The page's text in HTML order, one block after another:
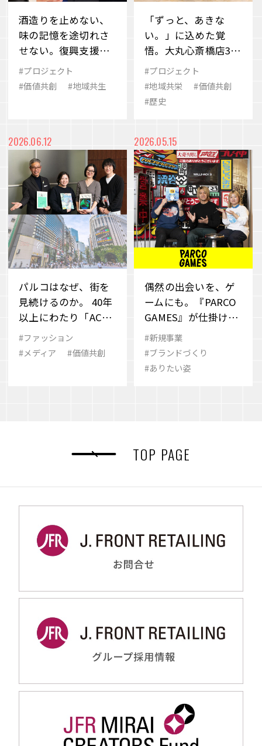
酒造りを止めない、
味の記憶を途切れさ
せない。復興支援を
超えて続く共創のか
たち
#プロジェクト
#価値共創
#地域共生
「ずっと、あきな
い。」に込めた覚
悟。大丸心斎橋店300
周年に見る「場のち
から」
#プロジェクト
#地域共栄
#価値共創
#歴史
2026.06.12
パルコはなぜ、街を
見続けるのか。 40年
以上にわたり「ACRO
SS」が捉え続けてき
た、変化の“兆し”と
#ファッション
#メディア
#価値共創
2026.05.15
偶然の出会いを、ゲ
ームにも。『PARCO
GAMES』が仕掛ける
新しいパブリッシン
グのかたち
#新規事業
#ブランドづくり
#ありたい姿
TOP PAGE